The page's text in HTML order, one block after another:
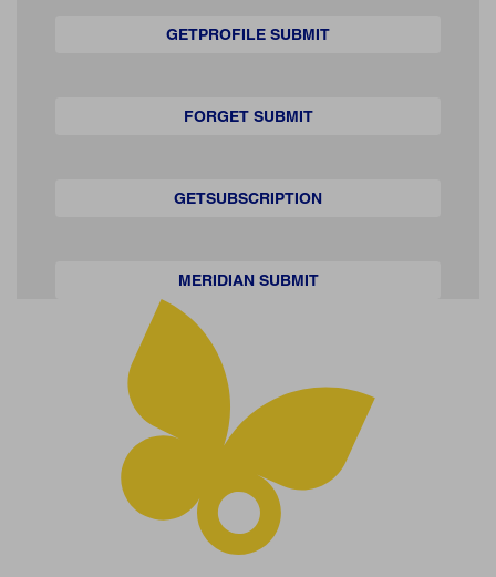
GETPROFILE SUBMIT
FORGET SUBMIT
GETSUBSCRIPTION
MERIDIAN SUBMIT